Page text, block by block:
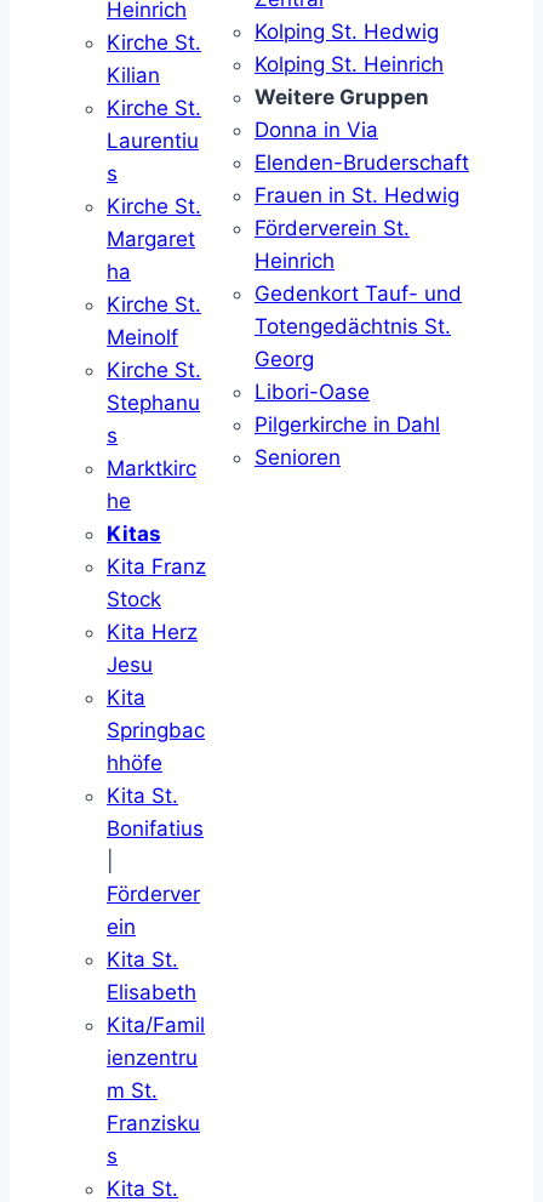
Heinrich
Kirche St.
Kilian
Kirche St.
Laurentiu
s
Kirche St.
Margaret
ha
Kirche St.
Meinolf
Kirche St.
Stephanu
s
Marktkirc
he
Kitas
Kita Franz
Stock
Kita Herz
Jesu
Kita
Springbac
hhöfe
Kita St.
Bonifatius
Förderver
ein
Kita St.
Elisabeth
Kita/Famil
ienzentru
m St.
Franzisku
s
Kita St.
Kolping St. Hedwig
Kolping St. Heinrich
Weitere Gruppen
Donna in Via
Elenden-Bruderschaft
Frauen in St. Hedwig
Förderverein St.
Heinrich
Gedenkort Tauf- und
Totengedächtnis St.
Georg
Libori-Oase
Pilgerkirche in Dahl
Senioren